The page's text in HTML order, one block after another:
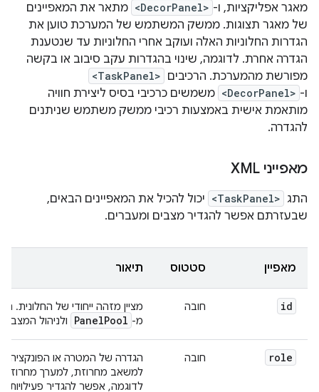
מאגר אפליקציות, ו- <DecorPanel> מתאר את המאפיינים
של מאגר תצוגות. ממשק המשתמש של המערכת טוען את
הגדרות החלוניות האלה ועוקב אחרי החלוניות עד שנטענת
הגדרה אחרת. לדוגמה, שינוי בהגדרות עקב סיבוב או בקשה
מפורשת מהמערכת. הרכיבים <TaskPanel>
ו- <DecorPanel> משמשים כרכיבי בסיס ליצירת חוויה
מותאמת אישית באמצעות רכיבי ממשק משתמש שניתנים
להגדרה.
מאפייני XML
התג <TaskPanel> יכול להכיל את המאפיינים הבאים,
שבעזרתם אפשר להגדיר מצבים ומעברים.
מאפיין סטטוס תיאור
id חובה
מציין מזהה ייחודי של החלונית.
מ-
PanelPool ולניהול
role חובה
הגדרה של המטרה או הפונקציה
למשאב מחרוזת, למערך
לדוגמה, אפשר להגדיר פעילויות